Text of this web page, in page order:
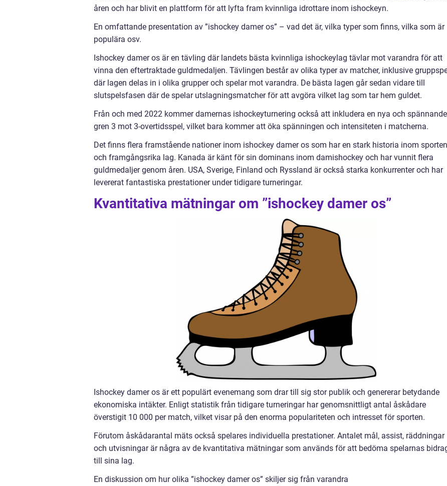
åren och har blivit en plattform för att lyfta fram kvinnliga idrottare inom ishockeyn.
En omfattande presentation av ”ishockey damer os” – vad det är, vilka typer som finns, vilka som är
populära osv.
Ishockey damer os är en tävling där landets bästa kvinnliga ishockeylag tävlar mot varandra för att
vinna den eftertraktade guldmedaljen. Tävlingen består av olika typer av matcher, inklusive
där lagen delas in i olika grupper och spelar mot varandra. De bästa lagen går sedan vidare till
slutspelsfasen där de spelar utslagningsmatcher för att avgöra vilket lag som tar hem guldet.
Från och med 2022 kommer damernas ishockeyturnering också att inkludera en nya och spännande
gren 3 mot 3-overtidsspel, vilket bara kommer att öka spänningen och intensiteten i matcherna.
Det finns flera framstående nationer inom ishockey damer os som har en stark historia inom sporten
och framgångsrika lag. Kanada är känt för sin dominans inom damishockey och har vunnit flera
guldmedaljer genom åren. USA, Sverige, Finland och Ryssland är också starka konkurrenter och har
levererat fantastiska prestationer under tidigare turneringar.
Kvantitativa mätningar om ”ishockey damer os”
Ishockey damer os är ett populärt evenemang som drar till sig stor publik och genererar betydande
ekonomiska intäkter. Enligt statistik från tidigare turneringar har genomsnittligt antal åskådare
överstigit 10 000 per match, vilket visar på den enorma populariteten och intresset för sporten.
Förutom åskådarantal mäts också spelares individuella prestationer. Antalet mål, assist, räddningar
och utvisningar är några av de kvantitativa mätningar som används för att bedöma spelarnas
till sina lag.
En diskussion om hur olika ”ishockey damer os” skiljer sig från varandra